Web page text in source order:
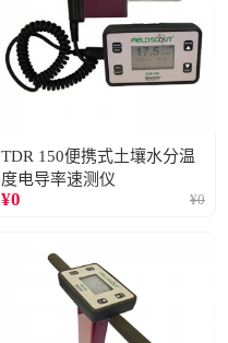
TDR 150便携式土壤水分温
度电导率速测仪
¥0 ¥0